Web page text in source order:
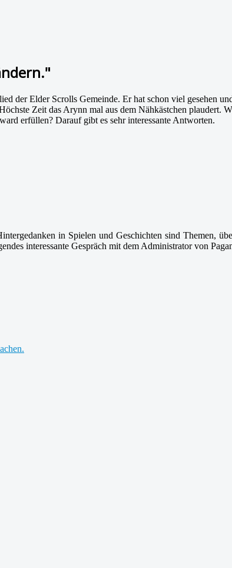
der Elder Scrolls Gemeinde. Er hat schon viel gesehen
Zeit das Arynn mal aus dem Nähkästchen plaudert.
erfüllen? Darauf gibt es sehr interessante Antworten.
in Spielen und Geschichten sind Themen,
interessante Gespräch mit dem Administrator von